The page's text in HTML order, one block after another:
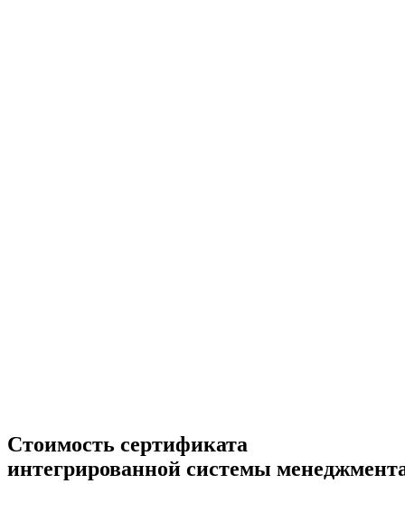
Стоимость сертификата
интегрированной системы